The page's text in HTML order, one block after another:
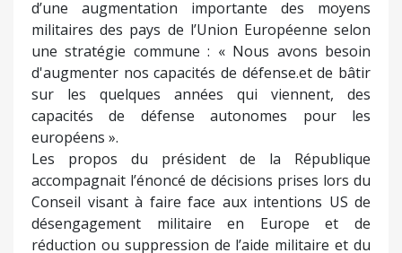
d’une augmentation importante des moyens
militaires des pays de l’Union Européenne selon
une stratégie commune : « Nous avons besoin
d'augmenter nos capacités de défense.et de bâtir
sur les quelques années qui viennent, des
capacités de défense autonomes pour les
européens ».
Les propos du président de la République
accompagnait l’énoncé de décisions prises lors du
Conseil visant à faire face aux intentions US de
désengagement militaire en Europe et de
réduction ou suppression de l’aide militaire et du